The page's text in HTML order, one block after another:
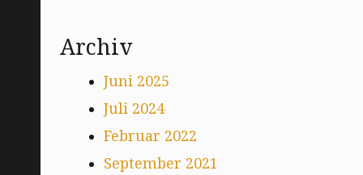
Archiv
Juni 2025
Juli 2024
Februar 2022
September 2021